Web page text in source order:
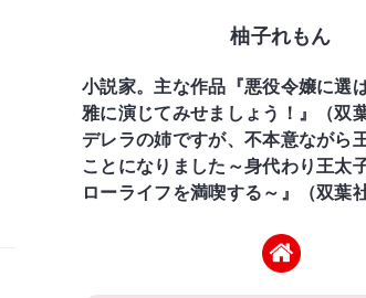
柚子れもん
小説家。主な作品『悪役令嬢に選
雅に演じてみせましょう！』（双
デレラの姉ですが、不本意ながら
ことになりました～身代わり王太
ローライフを満喫する～』（双葉社